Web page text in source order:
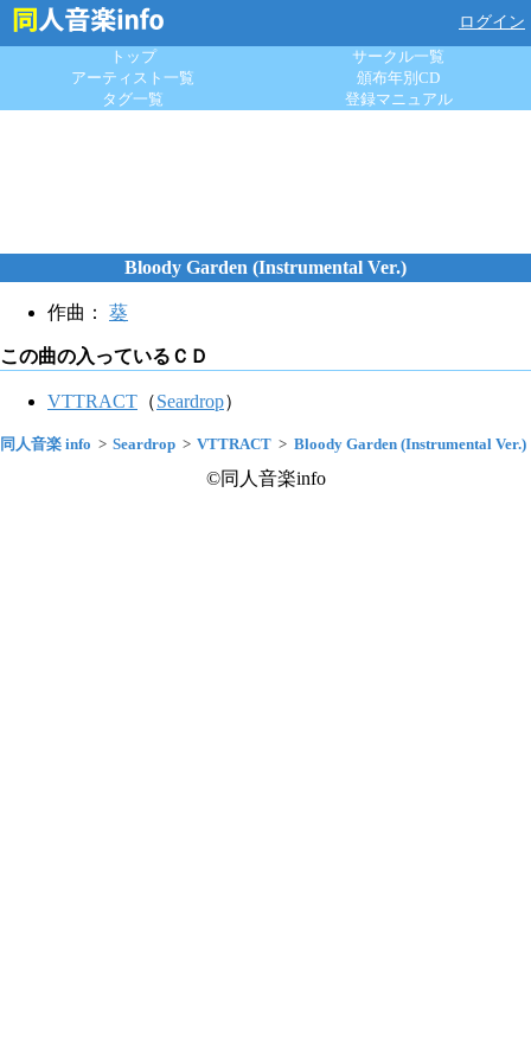
ログイン
トップ
サークル一覧
アーティスト一覧
頒布年別CD
タグ一覧
登録マニュアル
Bloody Garden (Instrumental Ver.)
作曲： 葵
この曲の入っているＣＤ
VTTRACT （Seardrop）
同人音楽 info Seardrop VTTRACT Bloody Garden (Instrumental Ver.)
©同人音楽info